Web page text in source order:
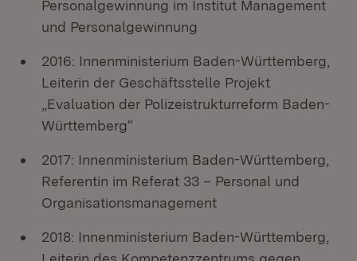
Personalgewinnung im Institut Management
und Personalgewinnung
2016: Innenministerium Baden-Württemberg,
Leiterin der Geschäftsstelle Projekt
„Evaluation der Polizeistrukturreform Baden-
Württemberg“
2017: Innenministerium Baden-Württemberg,
Referentin im Referat 33 – Personal und
Organisationsmanagement
2018: Innenministerium Baden-Württemberg,